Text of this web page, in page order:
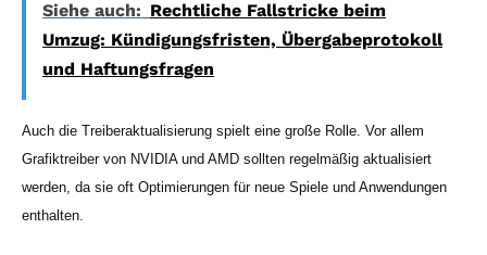
Siehe auch: Rechtliche Fallstricke beim
Umzug: Kündigungsfristen, Übergabeprotokoll
und Haftungsfragen
Auch die Treiberaktualisierung spielt eine große Rolle. Vor allem
Grafiktreiber von NVIDIA und AMD sollten regelmäßig aktualisiert
werden, da sie oft Optimierungen für neue Spiele und Anwendungen
enthalten.